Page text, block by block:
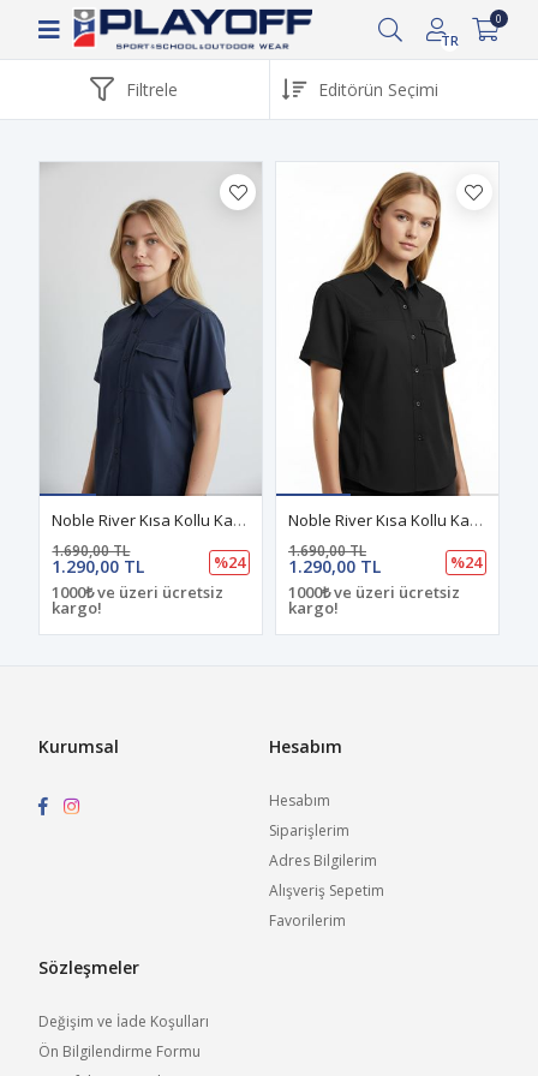
Siparişin 2-8 iş günü arasında kargoya verilecektir.
TR
0
Filtrele
Noble River Kısa Kollu Kadın Outdoor Gömlek Lacivert
1.290,00 TL
1.690,00 TL
%24
1000₺ ve üzeri ücretsiz
kargo!
Noble River Kısa Kollu Kadın Outdoor Gömlek Siyah
1.290,00 TL
1.690,00 TL
%24
1000₺ ve üzeri ücretsiz
kargo!
Kurumsal Hesabım
Hesabım
Siparişlerim
Adres Bilgilerim
Alışveriş Sepetim
Favorilerim
Sözleşmeler
Değişim ve İade Koşulları
Ön Bilgilendirme Formu